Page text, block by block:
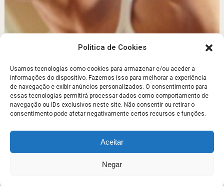
Politica de Cookies
Usamos tecnologias como cookies para armazenar e/ou aceder a
informações do dispositivo. Fazemos isso para melhorar a experiência
de navegação e exibir anúncios personalizados. O consentimento para
essas tecnologias permitirá processar dados como comportamento de
navegação ou IDs exclusivos neste site. Não consentir ou retirar o
consentimento pode afetar negativamente certos recursos e funções.
Aceitar
Negar
Os benefícios do cardiofitness e da musculação
Maio 1, 2011
Escola FitnessCopyright © 2026.